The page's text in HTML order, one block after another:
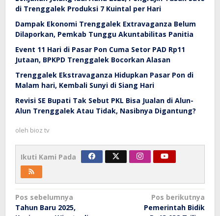
di Trenggalek Produksi 7 Kuintal per Hari
Dampak Ekonomi Trenggalek Extravaganza Belum
Dilaporkan, Pemkab Tunggu Akuntabilitas Panitia
Event 11 Hari di Pasar Pon Cuma Setor PAD Rp11
Jutaan, BPKPD Trenggalek Bocorkan Alasan
Trenggalek Ekstravaganza Hidupkan Pasar Pon di
Malam hari, Kembali Sunyi di Siang Hari
Revisi SE Bupati Tak Sebut PKL Bisa Jualan di Alun-
Alun Trenggalek Atau Tidak, Nasibnya Digantung?
oleh bioz tv
Ikuti Kami Pada
Navigasi
pos
Pos sebelumnya
Tahun Baru 2025,
Pos berikutnya
Pemerintah Bidik